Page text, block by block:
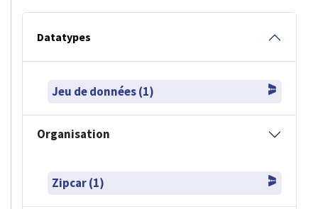
Datatypes
Jeu de données (1)
Organisation
Zipcar (1)